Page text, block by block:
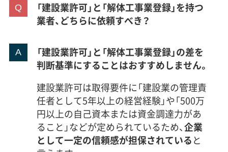
「建設業許可」と「解体工事業登録」を持つ
業者、どちらに依頼すべき？
「建設業許可」と「解体工事業登録」の差を
判断基準にすることはおすすめしません。
建設業許可は取得要件に「建設業の管理責
任者として5年以上の経営経験」や「500万
円以上の自己資本または資金調達力があ
ること」などが定められているため、企業
として一定の信頼感が担保されていると